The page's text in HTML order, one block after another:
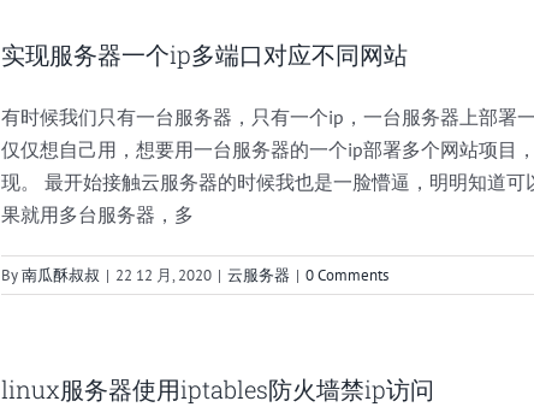
实现服务器一个ip多端口对应不同网站
有时候我们只有一台服务器，只有一个ip，一台服务器上部署
仅仅想自己用，想要用一台服务器的一个ip部署多个网站项目
现。 最开始接触云服务器的时候我也是一脸懵逼，明明知道
果就用多台服务器，多
By南瓜酥叔叔 | 22 12 月, 2020 | 云服务器 | 0 Comments
linux服务器使用iptables防火墙禁ip访问